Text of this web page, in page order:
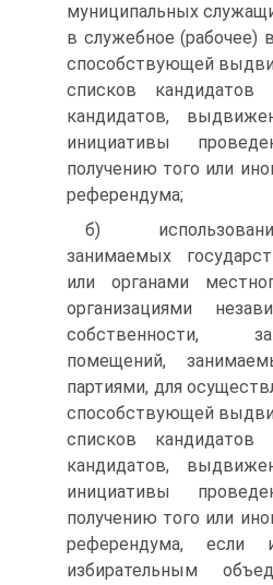
муниципальных
в служебное (рабочее)
способствующей
списков
кандидатов,
инициативы
получению того или
референдума;
б)
занимаемых
или органами
организациями
собственности,
помещений,
партиями, для
способствующей
списков
кандидатов,
инициативы
получению того или
референдума, если
избирательным